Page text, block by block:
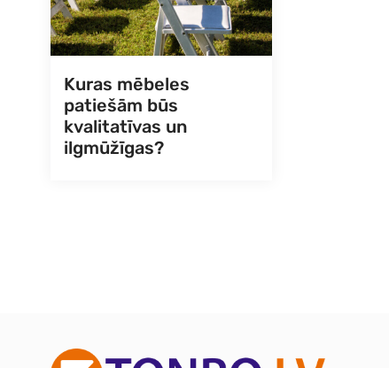
Kuras mēbeles
patiešām būs
kvalitatīvas un
ilgmūžīgas?